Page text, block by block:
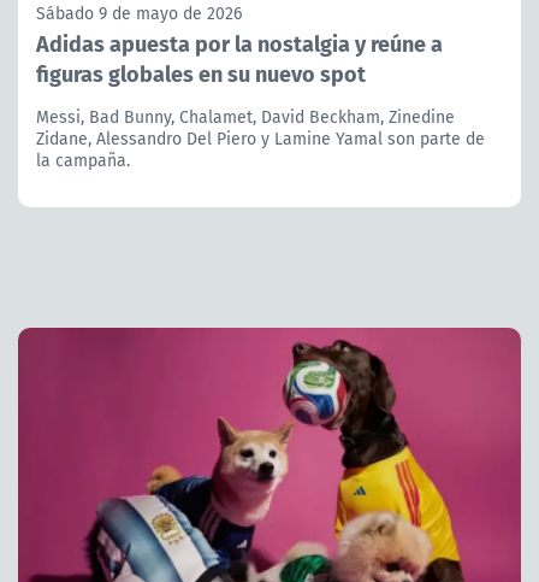
Sábado 9 de mayo de 2026
Adidas apuesta por la nostalgia y reúne a
figuras globales en su nuevo spot
Messi, Bad Bunny, Chalamet, David Beckham, Zinedine
Zidane, Alessandro Del Piero y Lamine Yamal son parte de
la campaña.